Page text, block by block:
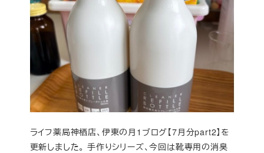
ライフ薬局神栖店、伊東の月1ブログ【7月分part2】を
更新しました。 手作りシリーズ、今回は靴専用の消臭